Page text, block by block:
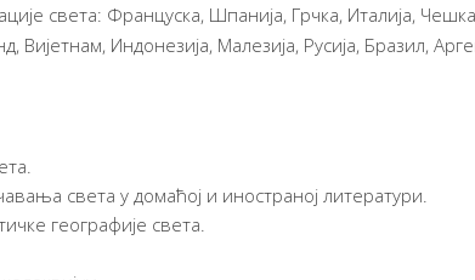
света: Француска, Шпанија, Грчка, Италија, Чешка
Вијетнам, Индонезија, Малезија, Русија, Бразил,
света у домаћој и иностраној литератури.
географије света.